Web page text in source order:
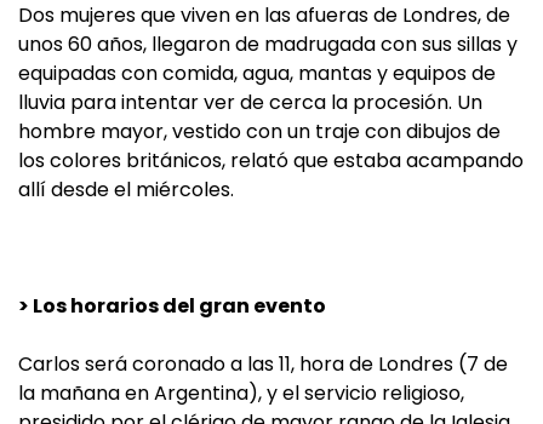
Dos mujeres que viven en las afueras de Londres, de
unos 60 años, llegaron de madrugada con sus sillas y
equipadas con comida, agua, mantas y equipos de
lluvia para intentar ver de cerca la procesión. Un
hombre mayor, vestido con un traje con dibujos de
los colores británicos, relató que estaba acampando
allí desde el miércoles.
> Los horarios del gran evento
Carlos será coronado a las 11, hora de Londres (7 de
la mañana en Argentina), y el servicio religioso,